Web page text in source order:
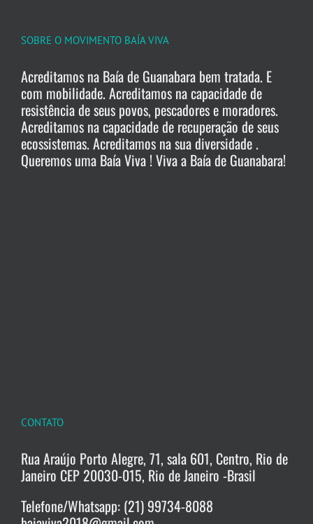
SOBRE O MOVIMENTO BAÍA VIVA
Acreditamos na Baía de Guanabara bem tratada. E
com mobilidade. Acreditamos na capacidade de
resistência de seus povos, pescadores e moradores.
Acreditamos na capacidade de recuperação de seus
ecossistemas. Acreditamos na sua diversidade .
Queremos uma Baía Viva ! Viva a Baía de Guanabara!
CONTATO
Rua Araújo Porto Alegre, 71, sala 601, Centro, Rio de
Janeiro CEP 20030-015, Rio de Janeiro -Brasil
Telefone/Whatsapp: (21) 99734-8088